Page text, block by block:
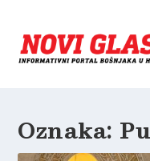
Oznaka: